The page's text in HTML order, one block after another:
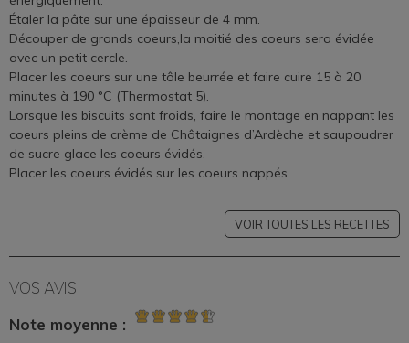
Étaler la pâte sur une épaisseur de 4 mm.
Découper de grands coeurs,la moitié des coeurs sera évidée
avec un petit cercle.
Placer les coeurs sur une tôle beurrée et faire cuire 15 à 20
minutes à 190 °C (Thermostat 5).
Lorsque les biscuits sont froids, faire le montage en nappant les
coeurs pleins de crème de Châtaignes d’Ardèche et saupoudrer
de sucre glace les coeurs évidés.
Placer les coeurs évidés sur les coeurs nappés.
VOIR TOUTES LES RECETTES
VOS AVIS
Note moyenne :